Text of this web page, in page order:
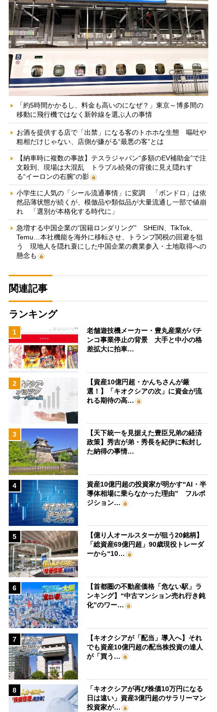
「約5時間かかるし、料金も高いのになぜ？」東京～博多間の
移動に飛行機ではなく新幹線を選ぶ人の事情
お酒を提供する店で「出禁」になる客のトホホな生態 嘔吐や
粗相だけじゃない、店側が嫌がる“最悪の客”とは
【納車時に複数の事故】テスラジャパン“多額のEV補助金”で注
文殺到、現場は大混乱 トラブル続発の背後に見え隠れす
る“イーロンの右腕”の影
小学生に人気の「シール流通事情」に変調 「ボンドロ」は依
然品薄状態が続くが、模倣品や類似品が大量流通し一部で値崩
れ 「選別が本格化する時代に」
急増する中国企業の“国籍ロンダリング” SHEIN、TikTok、
Temu…本社機能を海外に移転させ、トランプ関税の回避を狙
う 現地人を隠れ蓑にした中国企業の農業参入・土地取得への
懸念も
関連記事
ランキング
1
老舗遊技機メーカー・豊丸産業がパチ
ンコ事業停止の背景 大手と中小の格
差拡大に拍車…
2
【資産10億円超・かんちさんが厳
選！】「キオクシアの次」に資金が流
れる期待の高…
3
【天下統一を見据えた豊臣兄弟の経済
政策】秀吉が弟・秀長を紀伊に転封し
た納得の事情…
4
資産10億円超の投資家が明かす“AI・半
導体相場に乗らなかった理由” フルポ
ジション…
5
【億り人オールスターが狙う20銘柄】
「総資産69億円超」90歳現役トレーダ
ーから“10…
6
【首都圏の不動産価格「危ない駅」ラ
ンキング】“中古マンション売れ行き鈍
化”のワー…
7
【キオクシアが「配当」導入へ】それ
でも資産10億円超の配当株投資の達人
が「買う…
8
「キオクシアが再び株価10万円になる
日は遠い」資産3億円超のサラリーマン
投資家が…